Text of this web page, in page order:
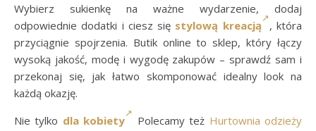
Wybierz sukienkę na ważne wydarzenie, dodaj
odpowiednie dodatki i ciesz się stylową kreacją
, która
przyciągnie spojrzenia. Butik online to sklep, który łączy
wysoką jakość, modę i wygodę zakupów – sprawdź sam i
przekonaj się, jak łatwo skomponować idealny look na
każdą okazję.
Nie tylko dla kobiety Polecamy też Hurtownia odzieży